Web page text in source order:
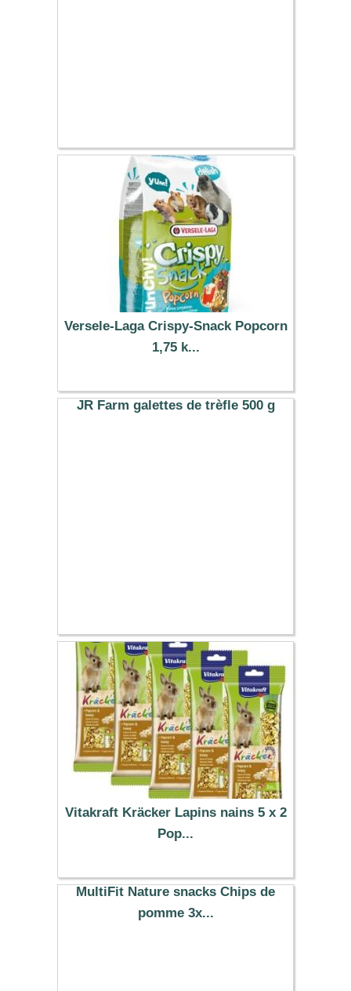
Versele-Laga Crispy-Snack Popcorn
1,75 k...
10.19 €
JR Farm galettes de trèfle 500 g
Vitakraft Kräcker Lapins nains 5 x 2
Pop...
9.29 €
MultiFit Nature snacks Chips de
pomme 3x...